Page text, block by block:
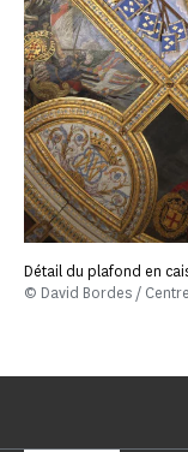
Détail du plafond en
© David Bordes /